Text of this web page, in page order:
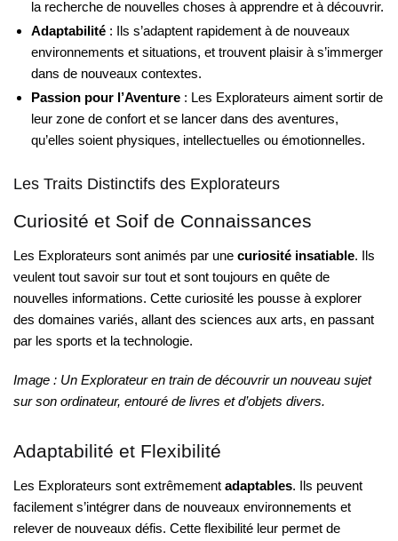
la recherche de nouvelles choses à apprendre et à découvrir.
Adaptabilité : Ils s’adaptent rapidement à de nouveaux
environnements et situations, et trouvent plaisir à s’immerger
dans de nouveaux contextes.
Passion pour l’Aventure : Les Explorateurs aiment sortir de
leur zone de confort et se lancer dans des aventures,
qu’elles soient physiques, intellectuelles ou émotionnelles.
Les Traits Distinctifs des Explorateurs
Curiosité et Soif de Connaissances
Les Explorateurs sont animés par une curiosité insatiable. Ils
veulent tout savoir sur tout et sont toujours en quête de
nouvelles informations. Cette curiosité les pousse à explorer
des domaines variés, allant des sciences aux arts, en passant
par les sports et la technologie.
Image : Un Explorateur en train de découvrir un nouveau sujet
sur son ordinateur, entouré de livres et d’objets divers.
Adaptabilité et Flexibilité
Les Explorateurs sont extrêmement adaptables. Ils peuvent
facilement s’intégrer dans de nouveaux environnements et
relever de nouveaux défis. Cette flexibilité leur permet de